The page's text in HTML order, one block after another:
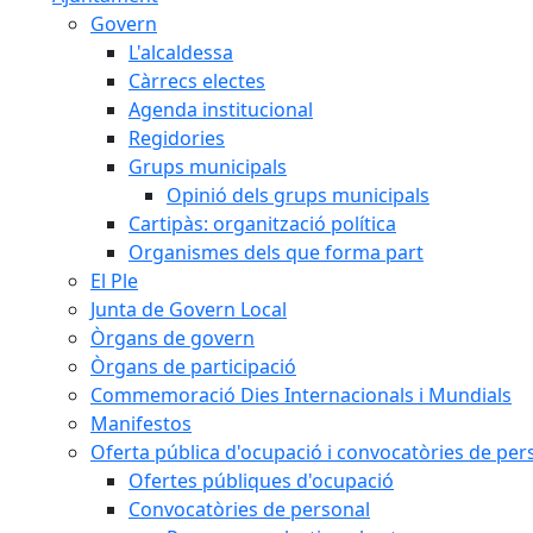
Govern
L'alcaldessa
Càrrecs electes
Agenda institucional
Regidories
Grups municipals
Opinió dels grups municipals
Cartipàs: organització política
Organismes dels que forma part
El Ple
Junta de Govern Local
Òrgans de govern
Òrgans de participació
Commemoració Dies Internacionals i Mundials
Manifestos
Oferta pública d'ocupació i convocatòries de
Ofertes públiques d'ocupació
Convocatòries de personal